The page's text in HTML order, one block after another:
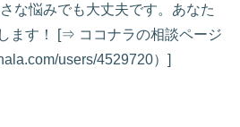
な悩みでも大丈夫です。あなた
ます！ [⇒ ココナラの相談ページ
users/4529720）]